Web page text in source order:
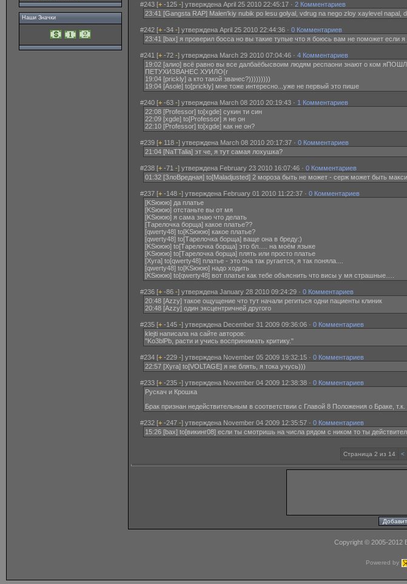
Наши Значки
#243 [+ -125 -] утверждена April 25 2010 22:45:17 · 2 Комментариев
23:41 [Gangsta RAP] Malen'kiy nubik po lesu golyal, vdrug na nego zloy xaylevel
#242 [+ -34 -] утверждена April 25 2010 22:44:36 · 0 Комментариев
23:41 [bax] я проверил босса но вы такие тупые что я боюсь вам не поможет если я
#241 [+ -72 -] утверждена March 29 2010 07:04:46 · 4 Комментариев
19:02 [алио] всё равно вы все далбаёбысвоим людям респаони знают о ком
ПЕТУХИЗВАНЕС ХУИЛО{r
19:04 [prickly] а кто такой званес?)))))))))
19:04 [Asole] to[prickly] мне тоже интересно...уже не первый это пише
#240 [+ -63 -] утверждена March 08 2010 20:19:43 · 1 Комментариев
22:08 [Professor] to[xgde] сукин ти син
22:09 [xgde] to[Professor] я не он
22:10 [Professor] to[xgde] как не он?
#239 [+ 118 -] утверждена March 08 2010 20:17:37 · 0 Комментариев
21:04 [NaTTalia] эт че, я тут самая лохушка?
#238 [+ -71 -] утверждена February 23 2010 16:07:46 · 0 Комментариев
01:32 [ЗлоВредная] to[Maladjusted] 2 мороза быть не может - серж может быть
#237 [+ -148 -] утверждена February 01 2010 11:22:37 · 0 Комментариев
[KSююю] да платье
[KSююю] отстаньте вы от мя
[KSююю] я сама знаю что делать
[Тарелочка борща] какое платье??
[qwerty48] to[KSююю] какое платье?
[qwerty48] to[Тарелочка борща] ваще она в бреду:)
[KSююю] to[Тарелочка борща] это бл..... на моём языке
[KSююю] to[Тарелочка борща] плять или просто платье
[Xyra] to[qwerty48] платье - это она так ругается, я так поняла....
[qwerty48] to[KSююю] надо ходить
[KSююю] to[qwerty48] вот платье как тебе объяснить что висы у мя страшные….
#236 [+ -86 -] утверждена January 28 2010 09:24:29 · 0 Комментариев
20:48 [Azzy] такое ощущение что тут начали региться одни пациенты клиник
20:48 [Azzy] один эксцентричней другого
#235 [+ -145 -] утверждена December 31 2009 09:36:06 · 0 Комментариев
klejti написала на сайте авторов:
"Ko3blPb, расти и учись воспринимать критику."
#234 [+ -229 -] утверждена November 05 2009 19:32:15 · 0 Комментариев
22:57 [Xyra] to[VOLTAGE] я не блять, я тока учусь)))
#233 [+ -235 -] утверждена November 04 2009 12:38:38 · 0 Комментариев
Рускач и Крошка
Брак признан недействительным в соответствии с Главой 8 Положения о Браке,
#232 [+ -247 -] утверждена November 04 2009 12:35:57 · 0 Комментариев
15:26 [bax] to[викинг08] если ты смотришь на числа рядом с ником то ты
Страница 2 из 14 <
Copyright © 2005-2012
Powered by